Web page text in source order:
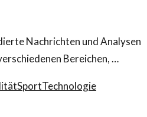
Nachrichten und Analysen
Bereichen, …
SportTechnologie